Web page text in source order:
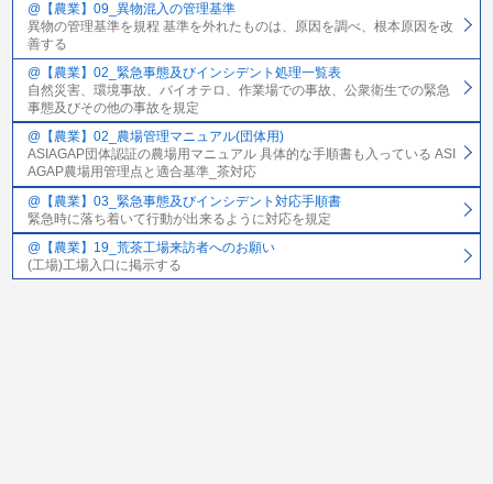
@【農業】09_異物混入の管理基準
異物の管理基準を規程 基準を外れたものは、原因を調べ、根本原因を改
善する
@【農業】02_緊急事態及びインシデント処理一覧表
自然災害、環境事故、バイオテロ、作業場での事故、公衆衛生での緊急
事態及びその他の事故を規定
@【農業】02_農場管理マニュアル(団体用)
ASIAGAP団体認証の農場用マニュアル 具体的な手順書も入っている ASI
AGAP農場用管理点と適合基準_茶対応
@【農業】03_緊急事態及びインシデント対応手順書
緊急時に落ち着いて行動が出来るように対応を規定
@【農業】19_荒茶工場来訪者へのお願い
(工場)工場入口に掲示する